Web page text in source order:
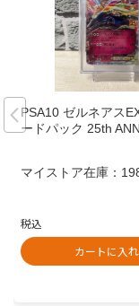
PSA10 ゼルネアス
ードパック 25th
マイストア在庫：
税込
カートに入